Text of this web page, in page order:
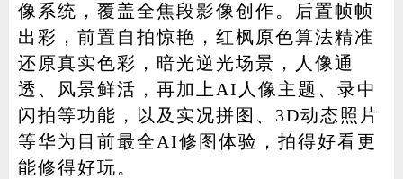
像系统，覆盖全焦段影像创作。后置帧帧
出彩，前置自拍惊艳，红枫原色算法精准
还原真实色彩，暗光逆光场景，人像通
透、风景鲜活，再加上AI人像主题、录中
闪拍等功能，以及实况拼图、3D动态照片
等华为目前最全AI修图体验，拍得好看更
能修得好玩。